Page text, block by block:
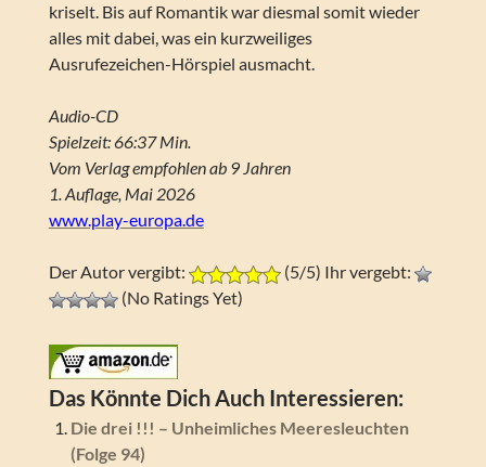
kriselt. Bis auf Romantik war diesmal somit wieder
alles mit dabei, was ein kurzweiliges
Ausrufezeichen-Hörspiel ausmacht.
Audio-CD
Spielzeit: 66:37 Min.
Vom Verlag empfohlen ab 9 Jahren
1. Auflage, Mai 2026
www.play-europa.de
Der Autor vergibt:
(5/5) Ihr vergebt:
(No Ratings Yet)
Das Könnte Dich Auch Interessieren:
Die drei !!! – Unheimliches Meeresleuchten
(Folge 94)